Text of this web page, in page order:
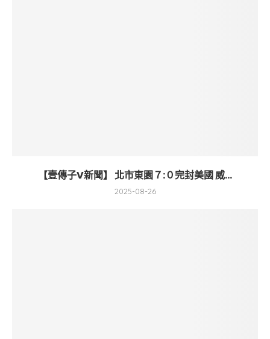
【壹傳子V新聞】 北市東園７:０完封美國 威...
2025-08-26